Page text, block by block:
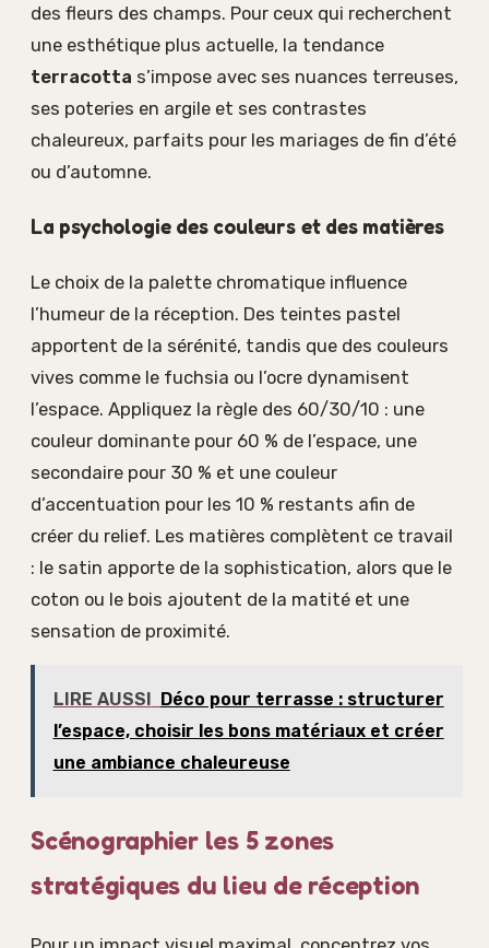
des fleurs des champs. Pour ceux qui recherchent
une esthétique plus actuelle, la tendance
terracotta s’impose avec ses nuances terreuses,
ses poteries en argile et ses contrastes
chaleureux, parfaits pour les mariages de fin d’été
ou d’automne.
La psychologie des couleurs et des matières
Le choix de la palette chromatique influence
l’humeur de la réception. Des teintes pastel
apportent de la sérénité, tandis que des couleurs
vives comme le fuchsia ou l’ocre dynamisent
l’espace. Appliquez la règle des 60/30/10 : une
couleur dominante pour 60 % de l’espace, une
secondaire pour 30 % et une couleur
d’accentuation pour les 10 % restants afin de
créer du relief. Les matières complètent ce travail
: le satin apporte de la sophistication, alors que le
coton ou le bois ajoutent de la matité et une
sensation de proximité.
LIRE AUSSI Déco pour terrasse : structurer
l’espace, choisir les bons matériaux et créer
une ambiance chaleureuse
Scénographier les 5 zones
stratégiques du lieu de réception